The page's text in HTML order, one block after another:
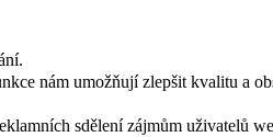
nám umožňují zlepšit kvalitu a
sdělení zájmům uživatelů